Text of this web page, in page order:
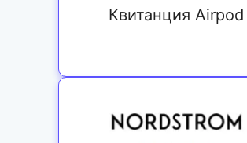
Квитанция Airpod